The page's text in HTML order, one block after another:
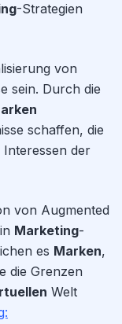
-Strategien
von
sein. Durch die
schaffen, die
Interessen der
von Augmented
Marketing-
es Marken,
die Grenzen
Welt